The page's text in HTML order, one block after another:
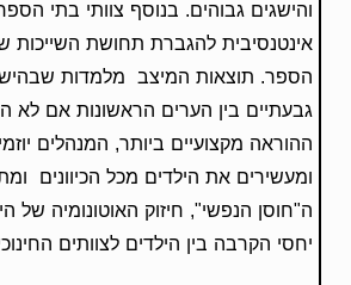
והישגים גבוהים. בנוסף צוותי בתי
אינטנסיבית להגברת תחושת השייכות
הספר. תוצאות המיצב מלמדות
גבעתיים בין הערים הראשונות אם לא
ההוראה מקצועיים ביותר, המנהלים
ומעשירים את הילדים מכל הכיוונים
ה"חוסן הנפשי", חיזוק האוטונומיה של
יחסי הקרבה בין הילדים לצוותים